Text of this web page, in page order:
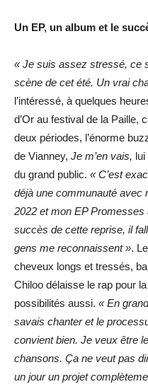
Un EP, un album et le
« Je suis assez stressé, ce
scène de cet été. Un vrai
l’intéressé, à quelques
d’Or au festival de la Paille,
deux périodes, l’énorme
de Vianney, Je m’en vais,
du grand public. « C’est
déjà une communauté avec
2022 et mon EP Promesses
succès de cette reprise, il
gens me reconnaissent ».
cheveux longs et tressés,
Chiloo délaisse le rap pour
possibilités aussi. «En
savais chanter et le
convient bien. Je veux être
chansons. Ça ne veut pas
un jour un projet